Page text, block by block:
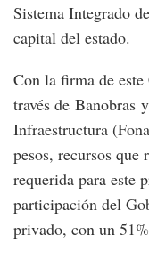
Sistema Integrado
capital del estado.
Con la firma de
través de Banobras
Infraestructura
pesos, recursos que
requerida para este
participación del
privado, con un